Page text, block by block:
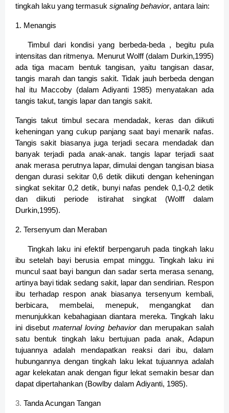
tingkah laku yang termasuk signaling behavior, antara lain:
1. Menangis
Timbul dari kondisi yang berbeda-beda , begitu pula
intensitas dan ritmenya. Menurut Wolff (dalam Durkin,1995)
ada tiga macam bentuk tangisan, yaitu tangisan dasar,
tangis marah dan tangis sakit. Tidak jauh berbeda dengan
hal itu Maccoby (dalam Adiyanti 1985) menyatakan ada
tangis takut, tangis lapar dan tangis sakit.
Tangis takut timbul secara mendadak, keras dan diikuti
keheningan yang cukup panjang saat bayi menarik nafas.
Tangis sakit biasanya juga terjadi secara mendadak dan
banyak terjadi pada anak-anak. tangis lapar terjadi saat
anak merasa perutnya lapar, dimulai dengan tangisan biasa
dengan durasi sekitar 0,6 detik diikuti dengan keheningan
singkat sekitar 0,2 detik, bunyi nafas pendek 0,1-0,2 detik
dan diikuti periode istirahat singkat (Wolff dalam
Durkin,1995).
2. Tersenyum dan Meraban
Tingkah laku ini efektif berpengaruh pada tingkah laku
ibu setelah bayi berusia empat minggu. Tingkah laku ini
muncul saat bayi bangun dan sadar serta merasa senang,
artinya bayi tidak sedang sakit, lapar dan sendirian. Respon
ibu terhadap respon anak biasanya tersenyum kembali,
berbicara, membelai, menepuk, mengangkat dan
menunjukkan kebahagiaan diantara mereka. Tingkah laku
ini disebutmaternal loving behavior dan merupakan salah
satu bentuk tingkah laku bertujuan pada anak, Adapun
tujuannya adalah mendapatkan reaksi dari ibu, dalam
hubungannya dengan tingkah laku lekat tujuannya adalah
agar kelekatan anak dengan figur lekat semakin besar dan
dapat dipertahankan (Bowlby dalam Adiyanti, 1985).
3. Tanda Acungan Tangan